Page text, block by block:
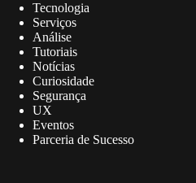
Tecnologia
Serviços
Análise
Tutoriais
Notícias
Curiosidade
Segurança
UX
Eventos
Parceria de Sucesso